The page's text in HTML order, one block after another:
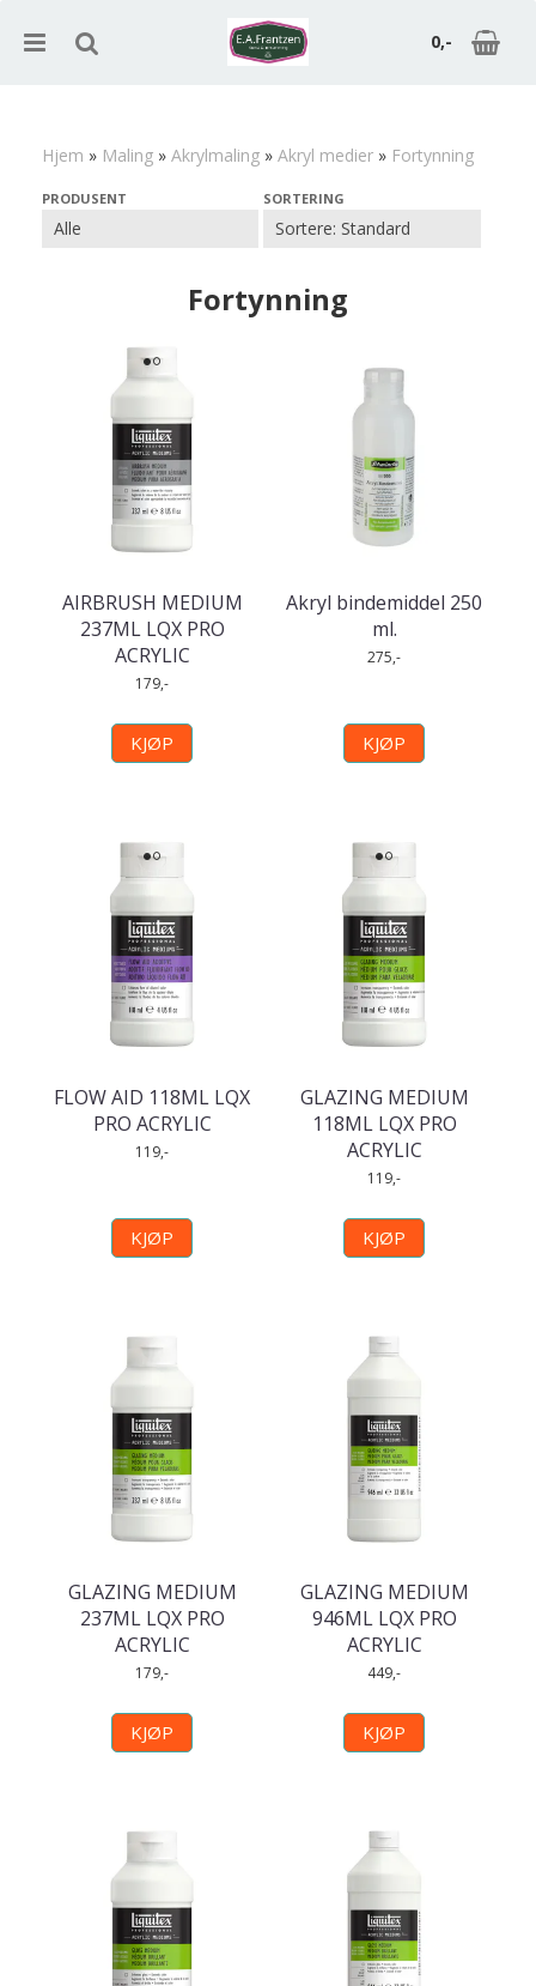
0,-
Hjem » Maling » Akrylmaling » Akryl medier » Fortynning
PRODUSENT SORTERING
Fortynning
AIRBRUSH MEDIUM
237ML LQX PRO
ACRYLIC
179,-
KJØP
Akryl bindemiddel 250
ml.
275,-
KJØP
FLOW AID 118ML LQX
PRO ACRYLIC
119,-
KJØP
GLAZING MEDIUM
118ML LQX PRO
ACRYLIC
119,-
KJØP
GLAZING MEDIUM
237ML LQX PRO
ACRYLIC
179,-
KJØP
GLAZING MEDIUM
946ML LQX PRO
ACRYLIC
449,-
KJØP